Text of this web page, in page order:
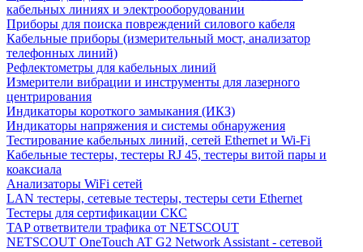
кабельных линиях и электрооборудовании
Приборы для поиска повреждений силового кабеля
Кабельные приборы (измерительный мост, анализатор
телефонных линий)
Рефлектометры для кабельных линий
Измерители вибрации и инструменты для лазерного
центрирования
Индикаторы короткого замыкания (ИКЗ)
Индикаторы напряжения и системы обнаружения
Тестирование кабельных линий, сетей Ethernet и Wi-Fi
Кабельные тестеры, тестеры RJ 45, тестеры витой пары и
коаксиала
Анализаторы WiFi сетей
LAN тестеры, сетевые тестеры, тестеры сети Ethernet
Тестеры для сертификации СКС
TAP ответвители трафика от NETSCOUT
NETSCOUT OneTouch AT G2 Network Assistant - сетевой